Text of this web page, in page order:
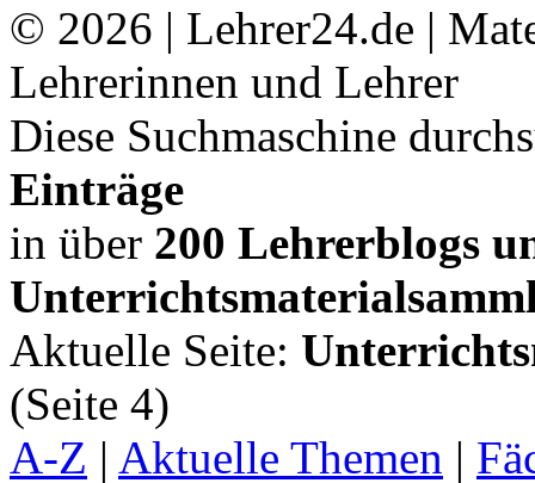
© 2026 | Lehrer24.de |
Lehrerinnen und Lehrer
Diese Suchmaschine
Einträge
in über 200 Lehrerblogs
Aktuelle Seite:
(Seite 4)
A-Z | Aktuelle Themen |